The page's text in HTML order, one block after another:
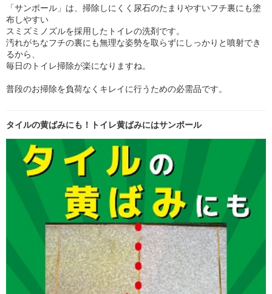
「サンポール」は、掃除しにくく尿石のたまりやすいフチ裏にも塗
布しやすい
スミズミノズルを採用したトイレの洗剤です。
汚れがちなフチの裏にも無理な姿勢を取らずにしっかりと噴射でき
るから、
毎日のトイレ掃除が楽になりますね。
普段のお掃除を負荷なくキレイに行うための必需品です。
タイルの黄ばみにも！トイレ黄ばみにはサンポール